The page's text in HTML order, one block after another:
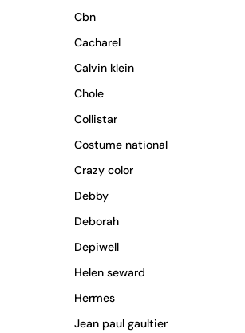
Cbn
Cacharel
Calvin klein
Chole
Collistar
Costume national
Crazy color
Debby
Deborah
Depiwell
Helen seward
Hermes
Jean paul gaultier